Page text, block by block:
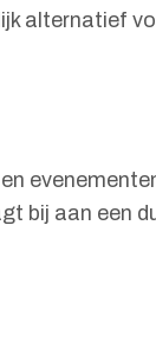
alternatief
bij aan een